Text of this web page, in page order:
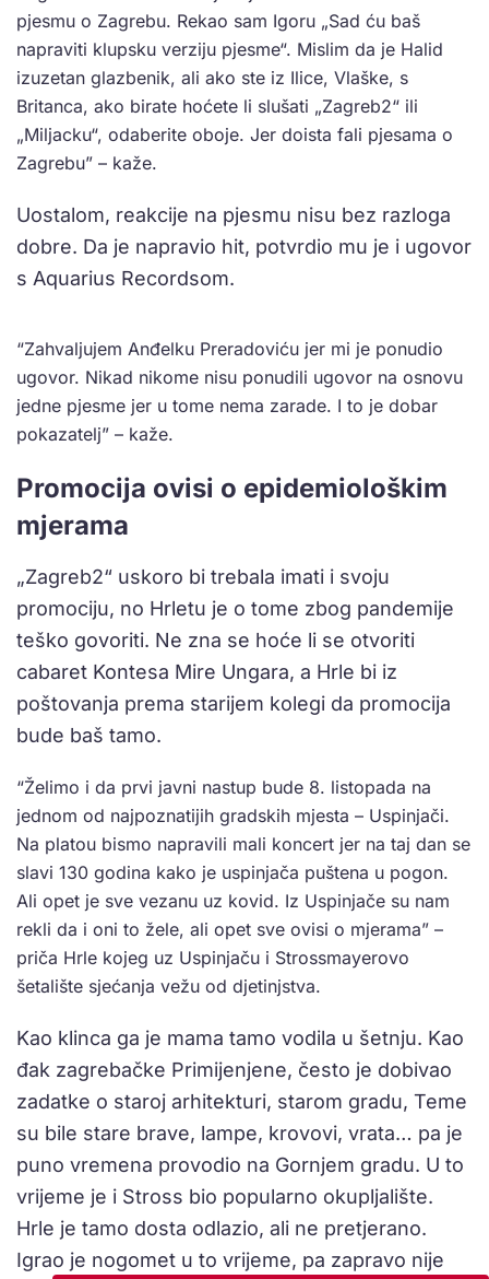
pjesmu o Zagrebu. Rekao sam Igoru „Sad ću baš
napraviti klupsku verziju pjesme“. Mislim da je Halid
izuzetan glazbenik, ali ako ste iz Ilice, Vlaške, s
Britanca, ako birate hoćete li slušati „Zagreb2“ ili
„Miljacku“, odaberite oboje. Jer doista fali pjesama o
Zagrebu” – kaže.
Uostalom, reakcije na pjesmu nisu bez razloga
dobre. Da je napravio hit, potvrdio mu je i ugovor
s Aquarius Recordsom.
“Zahvaljujem Anđelku Preradoviću jer mi je ponudio
ugovor. Nikad nikome nisu ponudili ugovor na osnovu
jedne pjesme jer u tome nema zarade. I to je dobar
pokazatelj” – kaže.
Promocija ovisi o epidemiološkim
mjerama
„Zagreb2“ uskoro bi trebala imati i svoju
promociju, no Hrletu je o tome zbog pandemije
teško govoriti. Ne zna se hoće li se otvoriti
cabaret Kontesa Mire Ungara, a Hrle bi iz
poštovanja prema starijem kolegi da promocija
bude baš tamo.
“Želimo i da prvi javni nastup bude 8. listopada na
jednom od najpoznatijih gradskih mjesta – Uspinjači.
Na platou bismo napravili mali koncert jer na taj dan se
slavi 130 godina kako je uspinjača puštena u pogon.
Ali opet je sve vezanu uz kovid. Iz Uspinjače su nam
rekli da i oni to žele, ali opet sve ovisi o mjerama” –
priča Hrle kojeg uz Uspinjaču i Strossmayerovo
šetalište sjećanja vežu od djetinjstva.
Kao klinca ga je mama tamo vodila u šetnju. Kao
đak zagrebačke Primijenjene, često je dobivao
zadatke o staroj arhitekturi, starom gradu, Teme
su bile stare brave, lampe, krovovi, vrata… pa je
puno vremena provodio na Gornjem gradu. U to
vrijeme je i Stross bio popularno okupljalište.
Hrle je tamo dosta odlazio, ali ne pretjerano.
Igrao je nogomet u to vrijeme, pa zapravo nije